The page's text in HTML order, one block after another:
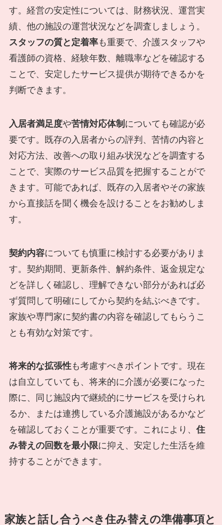
す。経営の安定性については、財務状況、運営実
績、他の施設の運営状況などを調査しましょう。
スタッフの質と定着率も重要で、介護スタッフや
看護師の資格、経験年数、離職率などを確認する
ことで、安定したサービス提供が期待できるかを
判断できます。
入居者満足度や苦情対応体制 についても確認が必
要です。既存の入居者からの評判、苦情の内容と
対応方法、改善への取り組み状況などを調査する
ことで、実際のサービス品質を把握することがで
きます。可能であれば、既存の入居者やその家族
から直接話を聞く機会を設けることをお勧めしま
す。
契約内容についても慎重に検討する必要がありま
す。契約期間、更新条件、解約条件、返金規定な
どを詳しく確認し、理解できない部分があれば必
ず質問して明確にしてから契約を結ぶべきです。
家族や専門家に契約書の内容を確認してもらうこ
とも有効な対策です。
将来的な拡張性も考慮すべきポイントです。現在
は自立していても、将来的に介護が必要になった
際に、同じ施設内で継続的にサービスを受けられ
るか、または連携している介護施設があるかなど
を確認しておくことが重要です。これにより、 住
み替えの回数を最小限に抑え、安定した生活を維
持することができます。
家族と話し合うべき住み替えの準備事項と